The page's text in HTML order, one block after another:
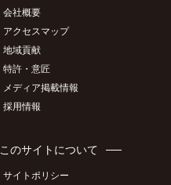
会社概要
アクセスマップ
地域貢献
特許・意匠
メディア掲載情報
採用情報
このサイトについて
サイトポリシー